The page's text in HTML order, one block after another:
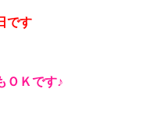
です
ＯＫです♪